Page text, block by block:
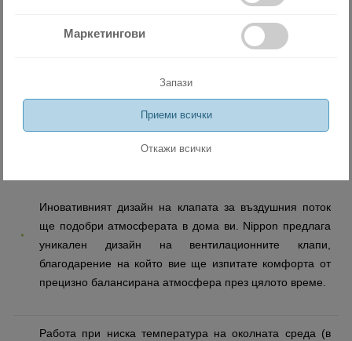
Климатикът разполага с технология за оптимизиран
въздушен поток и е снабден с турбина с голям
диаметър и високо ефективен PG мотор. Всичко това
добре въздуха, а въздушният поток да е с шум под 21
децибела, което осигурява комфортна и спокойна
Иновативният дизайн на клапата за въздушния поток
ще подобри атмосферата в дома ви. Nippon предлага
уникален дизайн на вентилационните клапи,
благодарение на който вие ще изпитате комфорта от
прецизно балансирана атмосфера през цялото време.
Работа при ниска температура на околната среда (в
Маркетингови
Запази
Приеми всички
Откажи всички